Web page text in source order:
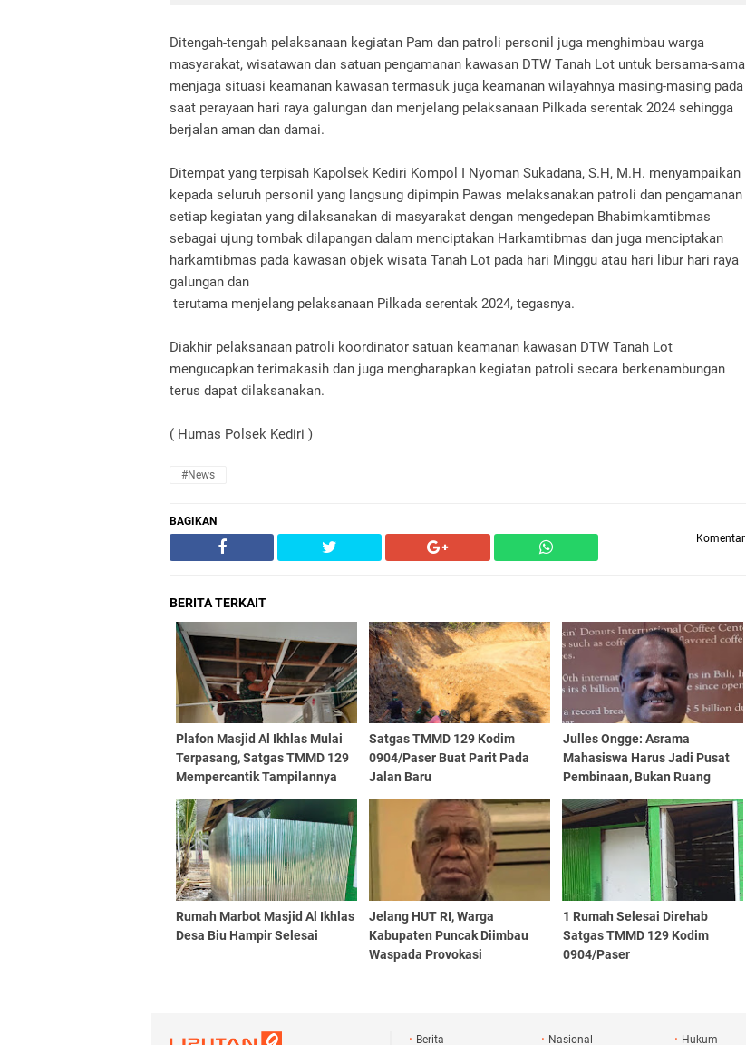
Ditengah-tengah pelaksanaan kegiatan Pam dan patroli personil juga menghimbau warga
masyarakat, wisatawan dan satuan pengamanan kawasan DTW Tanah Lot untuk bersama-sama
menjaga situasi keamanan kawasan termasuk juga keamanan wilayahnya masing-masing pada
saat perayaan hari raya galungan dan menjelang pelaksanaan Pilkada serentak 2024 sehingga
berjalan aman dan damai.
Ditempat yang terpisah Kapolsek Kediri Kompol I Nyoman Sukadana, S.H, M.H. menyampaikan
kepada seluruh personil yang langsung dipimpin Pawas melaksanakan patroli dan pengamanan
setiap kegiatan yang dilaksanakan di masyarakat dengan mengedepan Bhabimkamtibmas
sebagai ujung tombak dilapangan dalam menciptakan Harkamtibmas dan juga menciptakan
harkamtibmas pada kawasan objek wisata Tanah Lot pada hari Minggu atau hari libur hari raya
galungan dan
terutama menjelang pelaksanaan Pilkada serentak 2024, tegasnya.
Diakhir pelaksanaan patroli koordinator satuan keamanan kawasan DTW Tanah Lot
mengucapkan terimakasih dan juga mengharapkan kegiatan patroli secara berkenambungan
terus dapat dilaksanakan.
( Humas Polsek Kediri )
#News
BAGIKAN
Komentar
BERITA TERKAIT
Plafon Masjid Al Ikhlas Mulai
Terpasang, Satgas TMMD 129
Mempercantik Tampilannya
Satgas TMMD 129 Kodim
0904/Paser Buat Parit Pada
Jalan Baru
Julles Ongge: Asrama
Mahasiswa Harus Jadi Pusat
Pembinaan, Bukan Ruang
Rumah Marbot Masjid Al Ikhlas
Desa Biu Hampir Selesai
Jelang HUT RI, Warga
Kabupaten Puncak Diimbau
Waspada Provokasi
1 Rumah Selesai Direhab
Satgas TMMD 129 Kodim
0904/Paser
Berita Nasional Hukum